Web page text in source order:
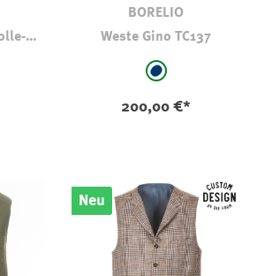
kaki
BORELIO
Weste Gino TC137
auswählen
marine
200,00 €*
Neu